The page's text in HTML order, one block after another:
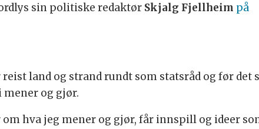
sin politiske redaktør Skjalg Fjellheim på
land og strand rundt som statsråd og før det
og gjør.
hva jeg mener og gjør, får innspill og ideer